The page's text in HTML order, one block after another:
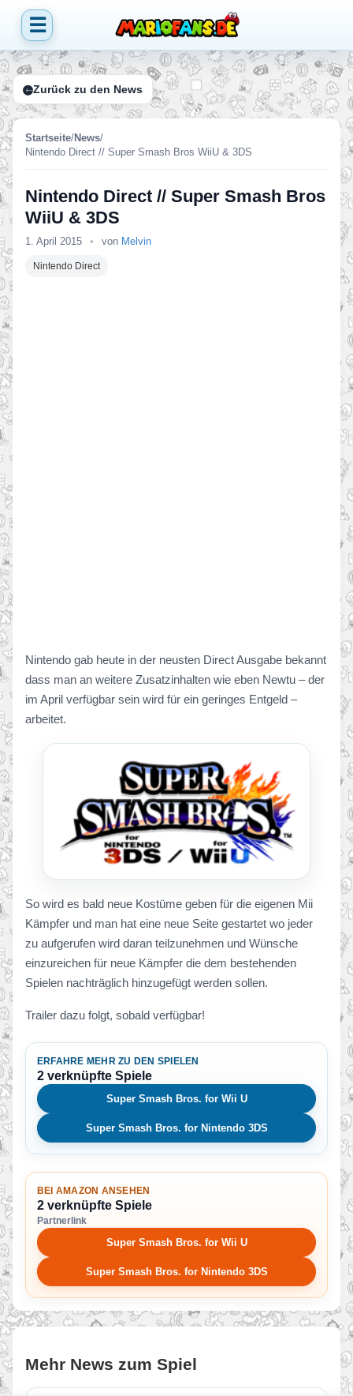
☰
Zurück zu den News
Startseite/News/
Nintendo Direct // Super Smash Bros WiiU & 3DS
Nintendo Direct // Super Smash Bros
WiiU & 3DS
1. April 2015 • von Melvin
Nintendo Direct
Nintendo gab heute in der neusten Direct Ausgabe bekannt
dass man an weitere Zusatzinhalten wie eben Newtu – der
im April verfügbar sein wird für ein geringes Entgeld –
arbeitet.
So wird es bald neue Kostüme geben für die eigenen Mii
Kämpfer und man hat eine neue Seite gestartet wo jeder
zu aufgerufen wird daran teilzunehmen und Wünsche
einzureichen für neue Kämpfer die dem bestehenden
Spielen nachträglich hinzugefügt werden sollen.
Trailer dazu folgt, sobald verfügbar!
ERFAHRE MEHR ZU DEN SPIELEN
2 verknüpfte Spiele
Super Smash Bros. for Wii U
Super Smash Bros. for Nintendo 3DS
BEI AMAZON ANSEHEN
2 verknüpfte Spiele
Partnerlink
Super Smash Bros. for Wii U
Super Smash Bros. for Nintendo 3DS
Mehr News zum Spiel